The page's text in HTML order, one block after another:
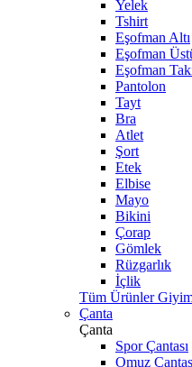
Yelek
Tshirt
Eşofman Altı
Eşofman
Eşofman
Pantolon
Tayt
Bra
Atlet
Şort
Etek
Elbise
Mayo
Bikini
Çorap
Gömlek
Rüzgarlık
İçlik
Tüm Ürünler
Çanta
Çanta
Spor Çantası
Omuz